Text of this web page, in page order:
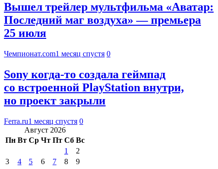
Вышел трейлер мультфильма «Аватар:
Последний маг воздуха» — премьера
25 июля
Чемпионат.com1 месяц спустя 0
Sony когда-то создала геймпад
со встроенной PlayStation внутри,
но проект закрыли
Ferra.ru1 месяц спустя 0
Август 2026
Пн Вт Ср Чт Пт Сб Вс
1
2
3
4 5 6 7 8
9